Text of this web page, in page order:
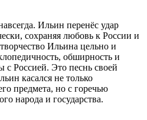
Ильин перенёс удар
сохраняя любовь к России и
Ильина цельно и
обширность и
с Россией. Это песнь своей
касался не только
предмета, но с горечью
народа и государства.